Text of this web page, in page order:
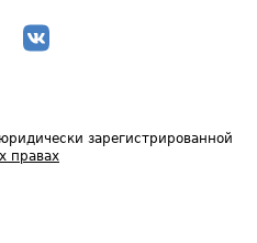
зарегистрированной
правах